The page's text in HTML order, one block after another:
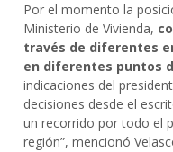
Por el momento la
Ministerio de Vivienda,
través de diferentes
en diferentes puntos
indicaciones del
decisiones desde el
un recorrido por todo el
región”, mencionó